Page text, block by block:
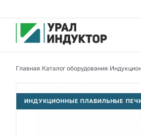
Главная/Каталог оборудования/
ИНДУКЦИОННЫЕ ПЛАВИЛЬНЫЕ